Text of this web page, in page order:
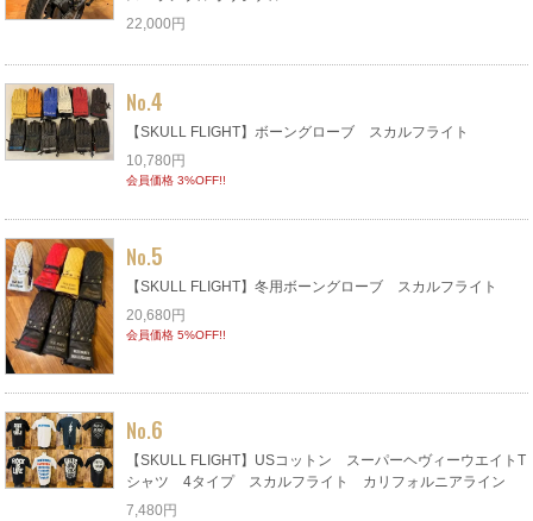
22,000円
No.4
【SKULL FLIGHT】ボーングローブ スカルフライト
10,780円
会員価格 3%OFF!!
No.5
【SKULL FLIGHT】冬用ボーングローブ スカルフライト
20,680円
会員価格 5%OFF!!
No.6
【SKULL FLIGHT】USコットン スーパーヘヴィーウエイトT
シャツ 4タイプ スカルフライト カリフォルニアライン
7,480円